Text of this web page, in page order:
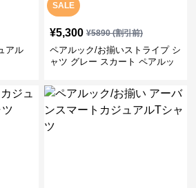
アル
SALE
¥5,300 ¥5890(割引前)
ペアルック/お揃いストライプ シ
ャツ グレー スカート ペアルッ